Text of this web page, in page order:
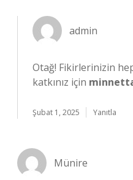
admin
Otağ! Fikirlerinizin
katkınız için
Şubat 1, 2025 Yanıtla
Münire